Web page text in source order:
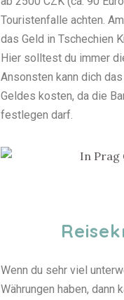
Touristenfalle achten.
das Geld in Tschechien
Hier solltest du immer
Ansonsten kann dich
Geldes kosten, da die
festlegen darf.
Wenn du sehr viel
Währungen haben, dann